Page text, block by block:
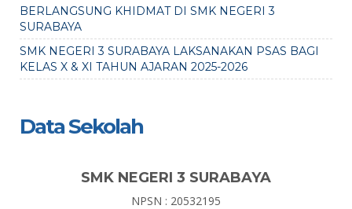
BERLANGSUNG KHIDMAT DI SMK NEGERI 3
SURABAYA
SMK NEGERI 3 SURABAYA LAKSANAKAN PSAS BAGI
KELAS X & XI TAHUN AJARAN 2025-2026
Data Sekolah
SMK NEGERI 3 SURABAYA
NPSN : 20532195